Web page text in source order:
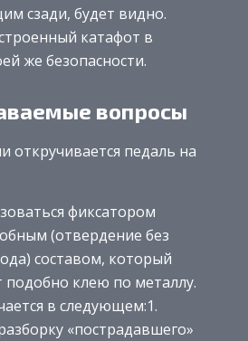
сзади, будет видно.
катафот в
же безопасности.
вопросы
откручивается педаль на
фиксатором
(отвердение без
составом, который
клею по металлу.
в следующем:1.
«пострадавшего»